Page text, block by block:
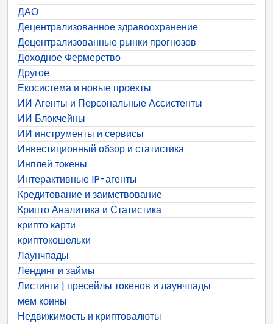
ДАО
Децентрализованное здравоохранение
Децентрализованные рынки прогнозов
Доходное Фермерство
Другое
Екосистема и новые проекты
ИИ Агенты и Персональные Ассистенты
ИИ Блокчейны
ИИ инструменты и сервисы
Инвестиционный обзор и статистика
Инплей токены
Интерактивные IP-агенты
Кредитование и заимствование
Крипто Аналитика и Статистика
крипто карти
криптокошельки
Лаунчпады
Лендинг и займы
Листинги | пресейлы токенов и лаунчпады
мем коины
Недвижимость и криптовалюты